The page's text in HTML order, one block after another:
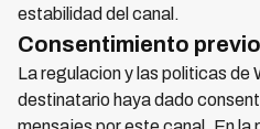
estabilidad del canal.
Consentimiento
La regulacion y las politicas de
destinatario haya dado